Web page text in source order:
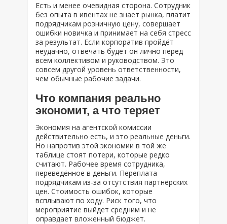
Есть и менее очевидная сторона. Сотрудник
без опыта в ивентах не знает рынка, платит
подрядчикам розничную цену, совершает
ошибки новичка и принимает на себя стресс
за результат. Если корпоратив пройдёт
неудачно, отвечать будет он лично перед
всем коллективом и руководством. Это
совсем другой уровень ответственности,
чем обычные рабочие задачи.
Что компания реально
экономит, а что теряет
Экономия на агентской комиссии
действительно есть, и это реальные деньги.
Но напротив этой экономии в той же
таблице стоят потери, которые редко
считают. Рабочее время сотрудника,
переведённое в деньги. Переплата
подрядчикам из-за отсутствия партнёрских
цен. Стоимость ошибок, которые
всплывают по ходу. Риск того, что
мероприятие выйдет средним и не
оправдает вложенный бюджет.